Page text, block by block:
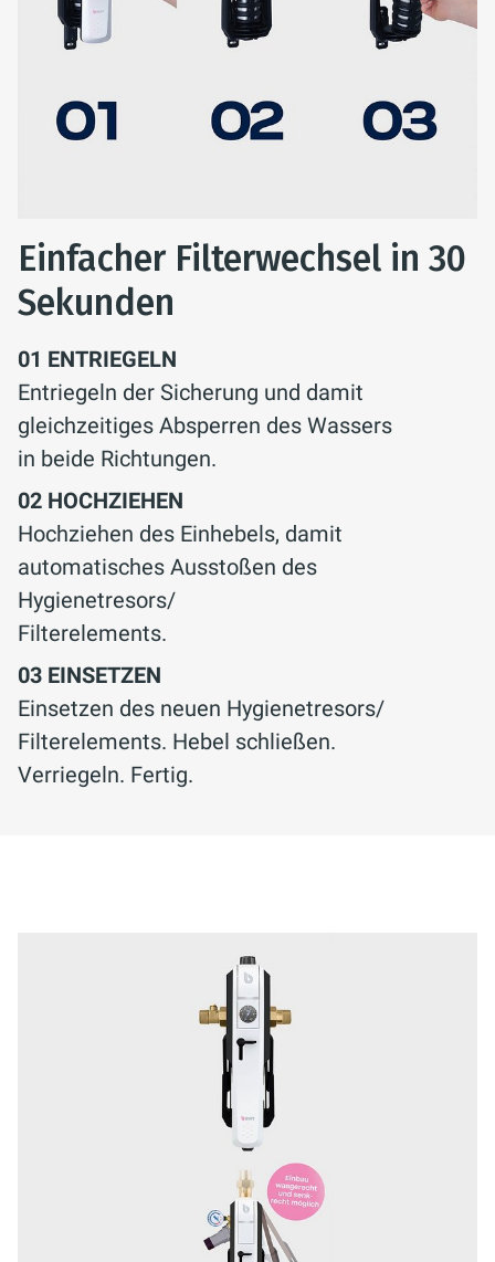
Einfacher Filterwechsel in 30
Sekunden
01 ENTRIEGELN
Entriegeln der Sicherung und damit
gleichzeitiges Absperren des Wassers
in beide Richtungen.
02 HOCHZIEHEN
Hochziehen des Einhebels, damit
automatisches Ausstoßen des
Hygienetresors/
Filterelements.
03 EINSETZEN
Einsetzen des neuen Hygienetresors/
Filterelements. Hebel schließen.
Verriegeln. Fertig.